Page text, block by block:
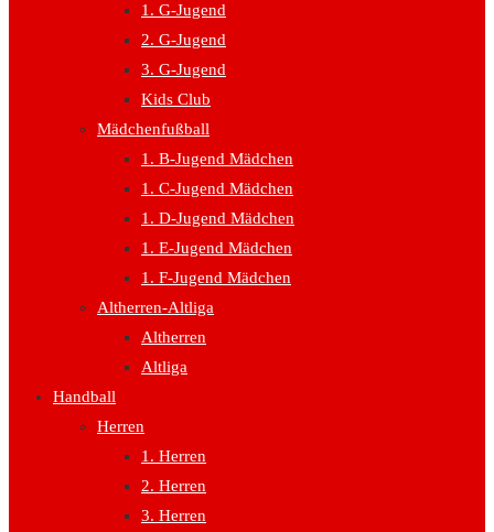
1. G-Jugend
2. G-Jugend
3. G-Jugend
Kids Club
Mädchenfußball
1. B-Jugend Mädchen
1. C-Jugend Mädchen
1. D-Jugend Mädchen
1. E-Jugend Mädchen
1. F-Jugend Mädchen
Altherren-Altliga
Altherren
Altliga
Handball
Herren
1. Herren
2. Herren
3. Herren